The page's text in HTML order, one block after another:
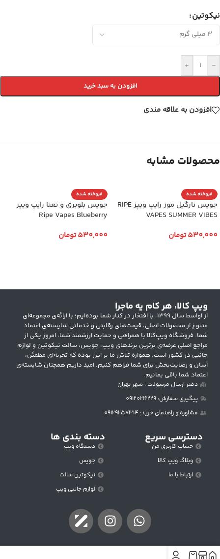
نیکوتین
-
+
افزودن به سبد خرید
افزودن به علاقه مندی
محصولات مشابه
فروخته شده
جویس نارگیل موز رایپ ویپز RIPE
VAPES SUMMER VIBES
530,000تومان
فروخته شده
جویس بلوبری و نعنا رایپ ویپز
Ripe Vapes Blueberry
530,000تومان
ویپ کالا، هر کام یه ماجرا
از اواسط سال ۱۳۹۹، با افتخار در کنار شما بوده‌ایم؛ با ارائه‌ی مجموعه‌ای
متنوع از محصولات اصلی، قیمت‌های رقابتی و خدماتی شایسته‌ی اعتماد
شما. فروشگاه ویپ‌کالا با همراهی و حمایت ارزشمند شما، امروز یکی از
مراجع اصلی عرضه‌ی برترین برندهای ویپ، جویس، سالت نیکوتین و لوازم
جانبی در کشور است. همواره تلاش ما بر این بوده که تجربه‌ای مطمئن،
آسان و رضایت‌بخش برای شما فراهم کنیم. امید داریم همچنان شایسته‌ی
اعتماد شما باقی بمانیم.
دفتر ارسال مرسولات : شهر تهران
پیگیری سفارش: 09120216229
مشاوره و راهنمای خرید: 09129257314
دسترسی سریع
حساب کاربری من
وبلاگ ویپ کالا
ارتباط با ما
دسته بندی ها
دستگاه ویپ
جویس
نیکوتین سالت
لوازم جانبی ویپ